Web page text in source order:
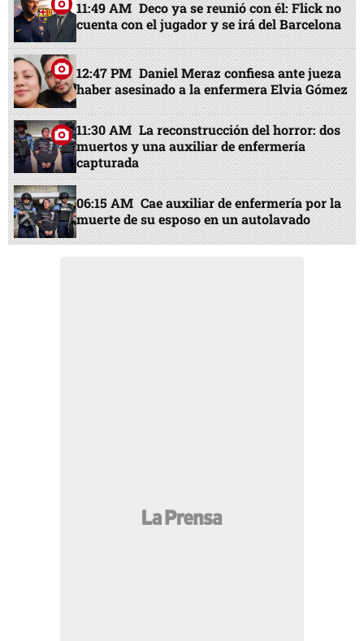
11:49 AM Deco ya se reunió con él: Flick no
cuenta con el jugador y se irá del Barcelona
12:47 PM Daniel Meraz confiesa ante jueza
haber asesinado a la enfermera Elvia Gómez
11:30 AM La reconstrucción del horror: dos
muertos y una auxiliar de enfermería
capturada
06:15 AM Cae auxiliar de enfermería por la
muerte de su esposo en un autolavado